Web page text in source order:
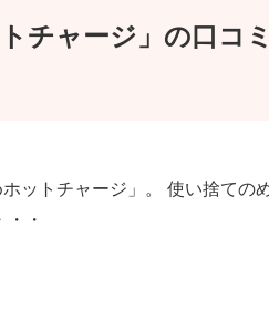
チャージ」の口コ
ットチャージ」。 使い捨ての
・